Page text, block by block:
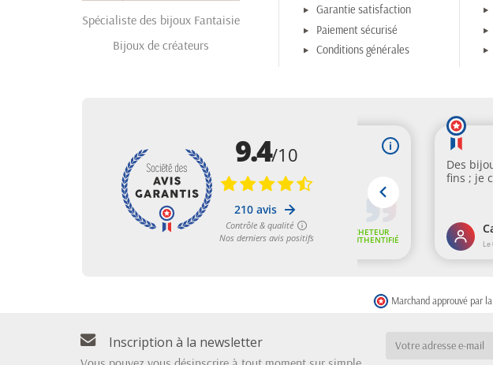
Spécialiste des bijoux Fantaisie
Bijoux de créateurs
Garantie satisfaction
Paiement sécurisé
Conditions générales
Marchand approuvé par
Inscription à la newsletter